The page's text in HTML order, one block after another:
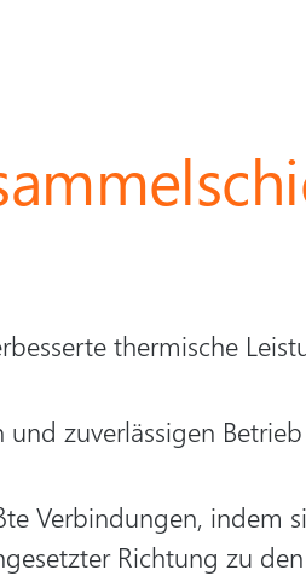
thermische
zuverlässigen
Verbindungen,
Richtung zu